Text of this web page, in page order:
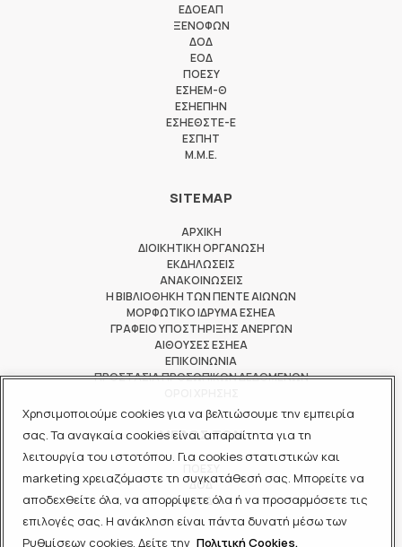
Χρησιμοποιούμε cookies για να βελτιώσουμε την εμπειρία
σας. Τα αναγκαία cookies είναι απαραίτητα για τη
λειτουργία του ιστοτόπου. Για cookies στατιστικών και
marketing χρειαζόμαστε τη συγκατάθεσή σας. Μπορείτε να
αποδεχθείτε όλα, να απορρίψετε όλα ή να προσαρμόσετε τις
επιλογές σας. Η ανάκληση είναι πάντα δυνατή μέσω των
Ρυθμίσεων cookies. Δείτε την Πολιτική Cookies.
ΕΔΟΕΑΠ
ΞΕΝΟΦΩΝ
ΔΟΔ
ΕΟΔ
ΠΟΕΣΥ
ΕΣΗΕΜ-Θ
ΕΣΗΕΠΗΝ
ΕΣΗΕΘΣΤΕ-Ε
ΕΣΠΗΤ
M.M.E.
SITEMAP
ΑΡΧΙΚΗ
ΔΙΟΙΚΗΤΙΚΗ ΟΡΓΑΝΩΣΗ
ΕΚΔΗΛΩΣΕΙΣ
ΑΝΑΚΟΙΝΩΣΕΙΣ
Η ΒΙΒΛΙΟΘΗΚΗ ΤΩΝ ΠΕΝΤΕ ΑΙΩΝΩΝ
ΜΟΡΦΩΤΙΚΟ ΙΔΡΥΜΑ ΕΣΗΕΑ
ΓΡΑΦΕΙΟ ΥΠΟΣΤΗΡΙΞΗΣ ΑΝΕΡΓΩΝ
ΑΙΘΟΥΣΕΣ ΕΣΗΕΑ
ΕΠΙΚΟΙΝΩΝΙΑ
ΠΡΟΣΤΑΣΙΑ ΠΡΟΣΩΠΙΚΩΝ ΔΕΔΟΜΕΝΩΝ
ΜΕΛΟΣ ΤΩΝ
ΔΟΔ
ΕΟΔ